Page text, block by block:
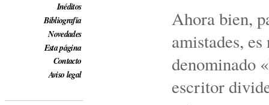
Inéditos
Bibliografía
Novedades
Esta página
Contacto
Aviso legal
Ahora bien,
amistades,
denominado
escritor